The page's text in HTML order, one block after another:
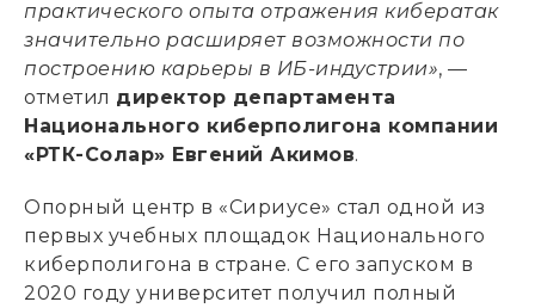
практического опыта отражения кибератак
значительно расширяет возможности по
построению карьеры в ИБ-индустрии», —
отметил директор департамента
Национального киберполигона компании
«РТК-Солар» Евгений Акимов.
Опорный центр в «Сириусе» стал одной из
первых учебных площадок Национального
киберполигона в стране. С его запуском в
2020 году университет получил полный